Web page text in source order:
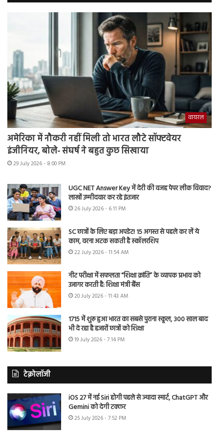
वायरल
अमेरिका में नौकरी नहीं मिली तो भारत लौटे सॉफ्टवेयर
इंजीनियर, बोले- संघर्ष ने बहुत कुछ सिखाया
29 July 2026 - 8:00 PM
UGC NET Answer Key में देरी की वजह पेपर लीक विवाद?
लाखों उम्मीदवार कर रहे इंतजार
26 July 2026 - 6:11 PM
SC छात्रों के लिए बड़ा अपडेट! 15 अगस्त से पहले कर लें ये
काम, वरना अटक सकती है स्कॉलरशिप
22 July 2026 - 11:54 AM
नीट परीक्षा में सफलता “शिक्षा क्रांति” के व्यापक प्रभाव को
उजागर करती है: शिक्षा मंत्री बैंस
20 July 2026 - 11:43 AM
1715 में शुरू हुआ भारत का सबसे पुराना स्कूल, 300 साल बाद
भी दे रहा है हजारों छात्रों को शिक्षा
19 July 2026 - 7:14 PM
टेक्नोलॉजी
iOS 27 में नई Siri होगी पहले से ज्यादा स्मार्ट, ChatGPT और
Gemini को देगी टक्कर
25 July 2026 - 7:52 PM